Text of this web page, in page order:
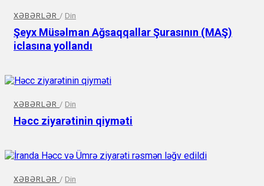
XƏBƏRLƏR / Din
Şeyx Müsəlman Ağsaqqallar Şurasının (MAŞ)
iclasına yollandı
XƏBƏRLƏR / Din
Həcc ziyarətinin qiyməti
XƏBƏRLƏR / Din